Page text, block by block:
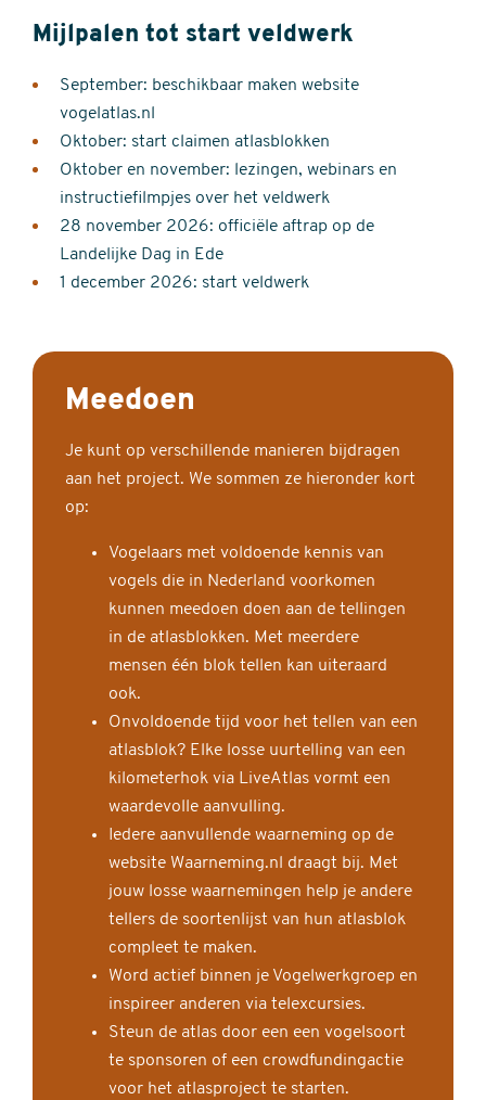
Mijlpalen tot start veldwerk
September: beschikbaar maken website
vogelatlas.nl
Oktober: start claimen atlasblokken
Oktober en november: lezingen, webinars en
instructiefilmpjes over het veldwerk
28 november 2026: officiële aftrap op de
Landelijke Dag in Ede
1 december 2026: start veldwerk
Meedoen
Je kunt op verschillende manieren bijdragen
aan het project. We sommen ze hieronder kort
op:
Vogelaars met voldoende kennis van
vogels die in Nederland voorkomen
kunnen meedoen doen aan de tellingen
in de atlasblokken. Met meerdere
mensen één blok tellen kan uiteraard
ook.
Onvoldoende tijd voor het tellen van een
atlasblok? Elke losse uurtelling van een
kilometerhok via LiveAtlas vormt een
waardevolle aanvulling.
Iedere aanvullende waarneming op de
website Waarneming.nl draagt bij. Met
jouw losse waarnemingen help je andere
tellers de soortenlijst van hun atlasblok
compleet te maken.
Word actief binnen je Vogelwerkgroep en
inspireer anderen via telexcursies.
Steun de atlas door een een vogelsoort
te sponsoren of een crowdfundingactie
voor het atlasproject te starten.